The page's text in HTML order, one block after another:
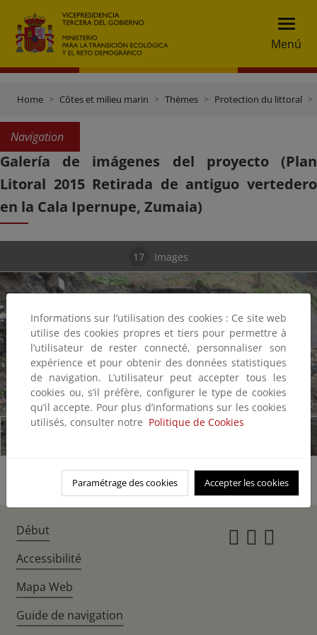
Menú
Home Côtes et milieu marin Thèmes Protection du littoral
Navigation
Galería de imágenes del proyecto (Plan
Litoral 2015 Retirada de antiguo vertedero
en la Cala Ipernupe, Zumaia)
17 Images
1/17
Informations sur l’utilisation des cookies : Ce site web
utilise des cookies propres et tiers pour permettre à
l’utilisateur de rester connecté, personnaliser son
expérience et pour obtenir des données statistiques
de navigation. L’utilisateur peut accepter tous les
cookies ou, s’il préfère, configurer le type de cookies
qu’il accepte. Pour plus d’informations sur les cookies
utilisés, consulter notre Politique de Cookies
Paramétrage des cookies Accepter les cookies
Début
Accessibilité
Mapa Web
Guide de navigation